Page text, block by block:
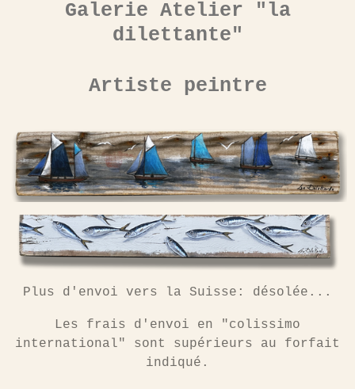
Galerie Atelier "la
dilettante"
Artiste peintre
Plus d'envoi vers la Suisse: désolée...
Les frais d'envoi en "colissimo
international" sont supérieurs au forfait
indiqué.